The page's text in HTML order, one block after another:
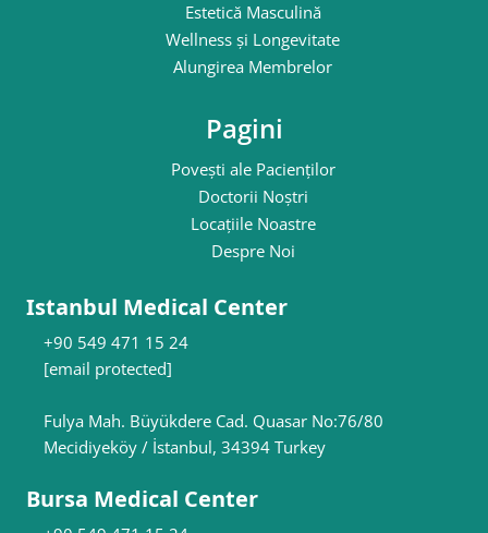
Estetică Masculină
Wellness și Longevitate
Alungirea Membrelor
Pagini
Povești ale Pacienților
Doctorii Noștri
Locațiile Noastre
Despre Noi
Istanbul Medical Center
+90 549 471 15 24
[email protected]
Fulya Mah. Büyükdere Cad. Quasar No:76/80
Mecidiyeköy / İstanbul, 34394 Turkey
Bursa Medical Center